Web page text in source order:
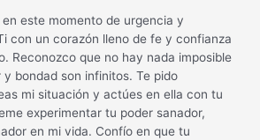
en este momento de urgencia y
con un corazón lleno de fe y confianza
Reconozco que no hay nada imposible
bondad son infinitos. Te pido
mi situación y actúes en ella con tu
experimentar tu poder sanador,
en mi vida. Confío en que tu